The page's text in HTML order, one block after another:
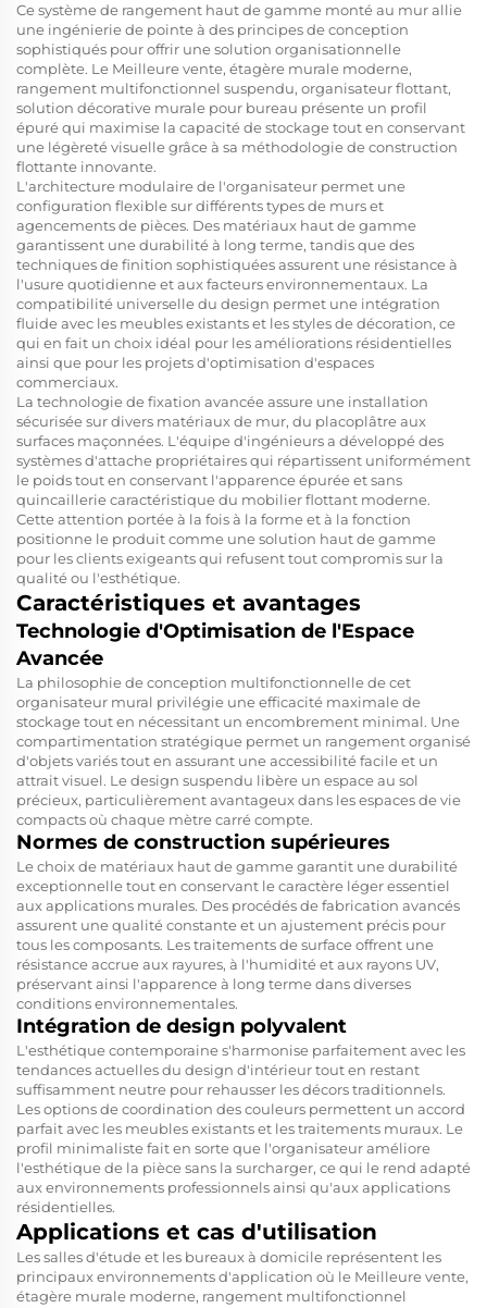
Ce système de rangement haut de gamme monté au mur allie
une ingénierie de pointe à des principes de conception
sophistiqués pour offrir une solution organisationnelle
complète. Le Meilleure vente, étagère murale moderne,
rangement multifonctionnel suspendu, organisateur flottant,
solution décorative murale pour bureau présente un profil
épuré qui maximise la capacité de stockage tout en conservant
une légèreté visuelle grâce à sa méthodologie de construction
flottante innovante.
L'architecture modulaire de l'organisateur permet une
configuration flexible sur différents types de murs et
agencements de pièces. Des matériaux haut de gamme
garantissent une durabilité à long terme, tandis que des
techniques de finition sophistiquées assurent une résistance à
l'usure quotidienne et aux facteurs environnementaux. La
compatibilité universelle du design permet une intégration
fluide avec les meubles existants et les styles de décoration, ce
qui en fait un choix idéal pour les améliorations résidentielles
ainsi que pour les projets d'optimisation d'espaces
commerciaux.
La technologie de fixation avancée assure une installation
sécurisée sur divers matériaux de mur, du placoplâtre aux
surfaces maçonnées. L'équipe d'ingénieurs a développé des
systèmes d'attache propriétaires qui répartissent uniformément
le poids tout en conservant l'apparence épurée et sans
quincaillerie caractéristique du mobilier flottant moderne.
Cette attention portée à la fois à la forme et à la fonction
positionne le produit comme une solution haut de gamme
pour les clients exigeants qui refusent tout compromis sur la
qualité ou l'esthétique.
Caractéristiques et avantages
Technologie d'Optimisation de l'Espace
Avancée
La philosophie de conception multifonctionnelle de cet
organisateur mural privilégie une efficacité maximale de
stockage tout en nécessitant un encombrement minimal. Une
compartimentation stratégique permet un rangement organisé
d'objets variés tout en assurant une accessibilité facile et un
attrait visuel. Le design suspendu libère un espace au sol
précieux, particulièrement avantageux dans les espaces de vie
compacts où chaque mètre carré compte.
Normes de construction supérieures
Le choix de matériaux haut de gamme garantit une durabilité
exceptionnelle tout en conservant le caractère léger essentiel
aux applications murales. Des procédés de fabrication avancés
assurent une qualité constante et un ajustement précis pour
tous les composants. Les traitements de surface offrent une
résistance accrue aux rayures, à l'humidité et aux rayons UV,
préservant ainsi l'apparence à long terme dans diverses
conditions environnementales.
Intégration de design polyvalent
L'esthétique contemporaine s'harmonise parfaitement avec les
tendances actuelles du design d'intérieur tout en restant
suffisamment neutre pour rehausser les décors traditionnels.
Les options de coordination des couleurs permettent un accord
parfait avec les meubles existants et les traitements muraux. Le
profil minimaliste fait en sorte que l'organisateur améliore
l'esthétique de la pièce sans la surcharger, ce qui le rend adapté
aux environnements professionnels ainsi qu'aux applications
résidentielles.
Applications et cas d'utilisation
Les salles d'étude et les bureaux à domicile représentent les
principaux environnements d'application où le Meilleure vente,
étagère murale moderne, rangement multifonctionnel